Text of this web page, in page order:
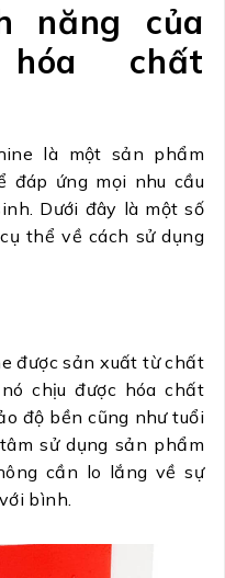
năng của
chất
là một sản phẩm
đáp ứng mọi nhu cầu
Dưới đây là một số
thể về cách sử dụng
được sản xuất từ chất
chịu được hóa chất
độ bền cũng như tuổi
sử dụng sản phẩm
cần lo lắng về sự
bình.